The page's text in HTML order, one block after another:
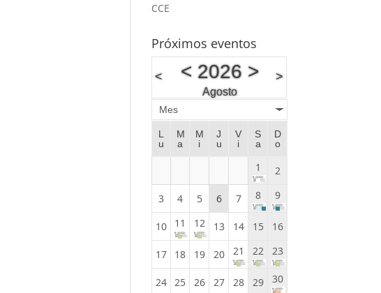
CCE
Próximos eventos
< <2026 >
Agosto
>
Mes
L
u
M
a
M
i
J
u
V
i
S
a
D
o
1 2
3 4 5 6 7 8 9
10 11 12 13 14 15 16
17 18 19 20 21 22 23
24 25 26 27 28 29 30